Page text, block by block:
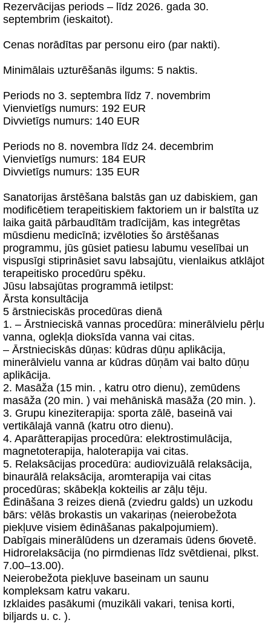
Rezervācijas periods – līdz 2026. gada 30.
septembrim (ieskaitot).
Cenas norādītas par personu eiro (par nakti).
Minimālais uzturēšanās ilgums: 5 naktis.
Periods no 3. septembra līdz 7. novembrim
Vienvietīgs numurs: 192 EUR
Divvietīgs numurs: 140 EUR
Periods no 8. novembra līdz 24. decembrim
Vienvietīgs numurs: 184 EUR
Divvietīgs numurs: 135 EUR
Sanatorijas ārstēšana balstās gan uz dabiskiem, gan
modificētiem terapeitiskiem faktoriem un ir balstīta uz
laika gaitā pārbaudītām tradīcijām, kas integrētas
mūsdienu medicīnā; izvēloties šo ārstēšanas
programmu, jūs gūsiet patiesu labumu veselībai un
vispusīgi stiprināsiet savu labsajūtu, vienlaikus atklājot
terapeitisko procedūru spēku.
Jūsu labsajūtas programmā ietilpst:
Ārsta konsultācija
5 ārstnieciskās procedūras dienā
1. – Ārstnieciskā vannas procedūra: minerālvielu pērļu
vanna, oglekļa dioksīda vanna vai citas.
– Ārstnieciskās dūņas: kūdras dūņu aplikācija,
minerālvielu vanna ar kūdras dūņām vai balto dūņu
aplikācija.
2. Masāža (15 min. , katru otro dienu), zemūdens
masāža (20 min. ) vai mehāniskā masāža (20 min. ).
3. Grupu kineziterapija: sporta zālē, baseinā vai
vertikālajā vannā (katru otro dienu).
4. Aparātterapijas procedūra: elektrostimulācija,
magnetoterapija, haloterapija vai citas.
5. Relaksācijas procedūra: audiovizuālā relaksācija,
binaurālā relaksācija, aromterapija vai citas
procedūras; skābekļa kokteilis ar zāļu tēju.
Ēdināšana 3 reizes dienā (zviedru galds) un uzkodu
bārs: vēlās brokastis un vakariņas (neierobežota
piekļuve visiem ēdināšanas pakalpojumiem).
Dabīgais minerālūdens un dzeramais ūdens бюvetē.
Hidrorelaksācija (no pirmdienas līdz svētdienai, plkst.
7.00–13.00).
Neierobežota piekļuve baseinam un saunu
kompleksam katru vakaru.
Izklaides pasākumi (muzikāli vakari, tenisa korti,
biljards u. c. ).